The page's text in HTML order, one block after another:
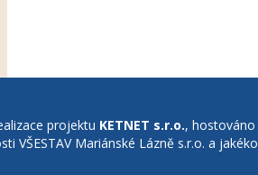
projektu KETNET s.r.o.,
VŠESTAV Mariánské Lázně s.r.o. a